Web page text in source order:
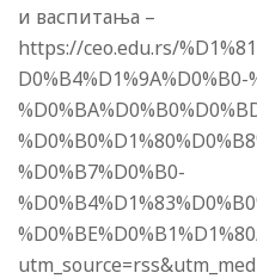
и васпитања –
https://ceo.edu.rs/
D0%B4%D1%9A%D0%B0-
%D0%B7%D0%B0-